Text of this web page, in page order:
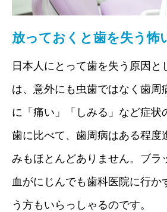
放っておくと歯を失う怖
日本人にとって歯を失う原因と
は、意外にも虫歯ではなく歯周
に「痛い」「しみる」など症状
歯に比べて、歯周病はある程度
みもほとんどありません。ブラ
血がにじんでも歯科医院に行か
う方もいらっしゃるのです。